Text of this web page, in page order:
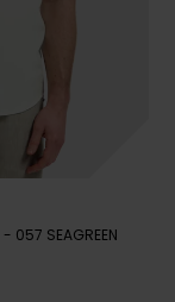
- 057 SEAGREEN